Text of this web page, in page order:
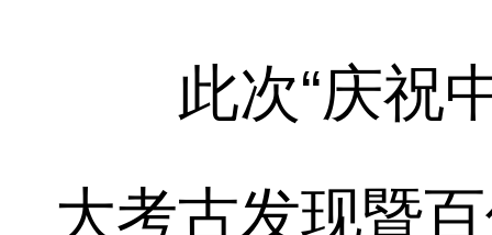
此次“庆祝中
大考古发现暨